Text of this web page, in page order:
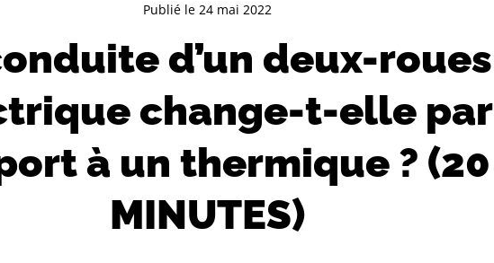
d’un deux-roues
change-t-elle par
à un thermique ? (20
MINUTES)
Publié le 24 mai 2022